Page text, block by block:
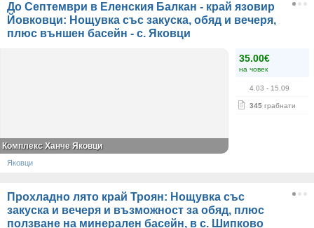
До Септември в Еленския Балкан - край язовир
Йовковци: Нощувка със закуска, обяд и вечеря,
плюс външен басейн - с. Яковци
35.00€
на човек
4.03 - 15.09
345 грабнати
Комплекс Ханче Яковци
Яковци
Прохладно лято край Троян: Нощувка със
закуска и вечеря и възможност за обяд, плюс
ползване на минерален басейн, в с. Шипково